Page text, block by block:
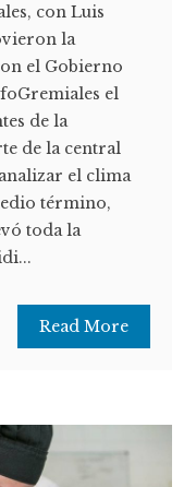
con Luis
la
el Gobierno
el
de la
de la central
el clima
término,
toda la
Read More